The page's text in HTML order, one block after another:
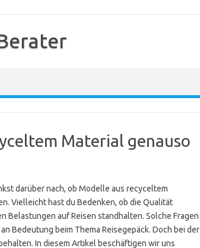
Material genauso
darüber nach, ob Modelle aus recyceltem
Vielleicht hast du Bedenken, ob die Qualität
Belastungen auf Reisen standhalten. Solche Fragen
Bedeutung beim Thema Reisegepäck. Doch bei der
In diesem Artikel beschäftigen wir uns